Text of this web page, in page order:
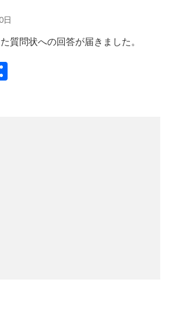
日
質問状への回答が届きました。